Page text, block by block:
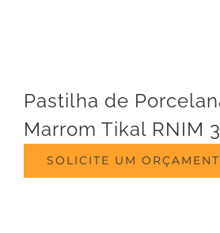
Pastilha de
Marrom Tikal RNIM
SOLICITE UM